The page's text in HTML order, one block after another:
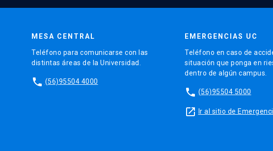
MESA CENTRAL
Teléfono para comunicarse con las
distintas áreas de la Universidad.
phone (56)95504 4000
EMERGENCIAS UC
Teléfono en caso de
situación que ponga en
dentro de algún campus.
phone (56)95504 5000
launch Ir al sitio de